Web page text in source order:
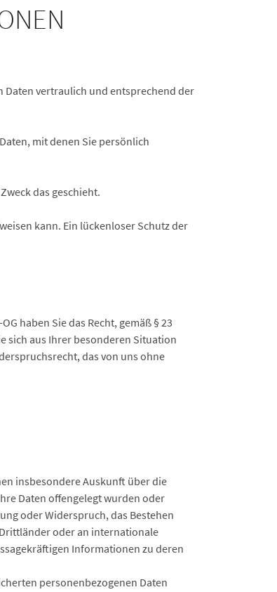
Daten vertraulich und entsprechend der
mit denen Sie persönlich
das geschieht.
kann. Ein lückenloser Schutz der
haben Sie das Recht, gemäß § 23
sich aus Ihrer besonderen Situation
das von uns ohne
insbesondere Auskunft über die
Daten offengelegt wurden oder
oder Widerspruch, das Bestehen
oder an internationale
Informationen zu deren
personenbezogenen Daten